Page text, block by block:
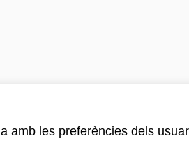
les preferències dels